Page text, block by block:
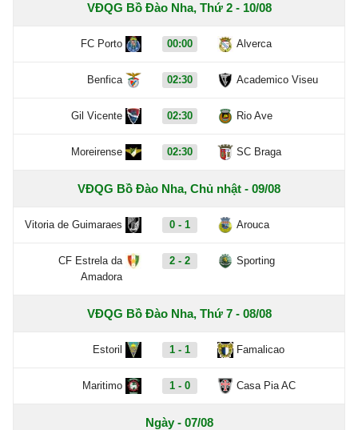
VĐQG Bồ Đào Nha, Thứ 2 - 10/08
FC Porto 00:00 Alverca
Benfica 02:30 Academico Viseu
Gil Vicente 02:30 Rio Ave
Moreirense 02:30 SC Braga
VĐQG Bồ Đào Nha, Chủ nhật - 09/08
Vitoria de Guimaraes 0 - 1 Arouca
CF Estrela da
Amadora
2 - 2 Sporting
VĐQG Bồ Đào Nha, Thứ 7 - 08/08
Estoril 1 - 1 Famalicao
Maritimo 1 - 0 Casa Pia AC
Ngày - 07/08